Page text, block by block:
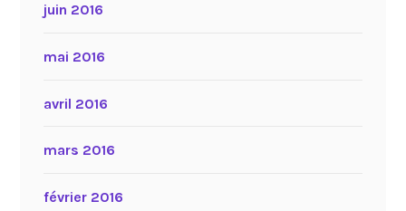
juin 2016
mai 2016
avril 2016
mars 2016
février 2016